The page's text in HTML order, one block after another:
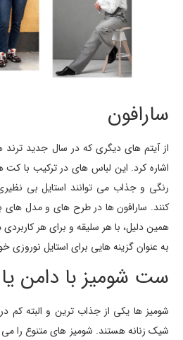
سارافون
از آیتم های دیگری که در سال جدید
اشاره کرد. این لباس های در ترکیب با کت
رنگی و جذاب می توانند استایل بی
کنند. سارافون ها در طرح های و مدل های
همین دلیل، با هر سلیقه و برای هر کاربردی
به عنوان گزینه هایی برای استایل نوروزی
ست شومیز با دامن یا
شومیز ها یکی از جذاب ترین و البته کم
شیک زنانه هستند. شومیز های متنوع را می